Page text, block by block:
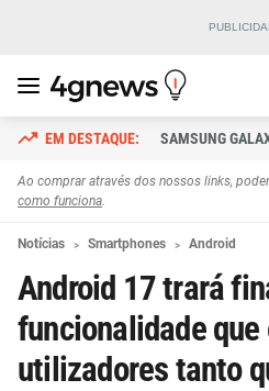
SAMSUNG
Ao comprar através dos nossos links,
como funciona.
Notícias Smartphones Android
Android 17 trará
funcionalidade que
utilizadores tanto